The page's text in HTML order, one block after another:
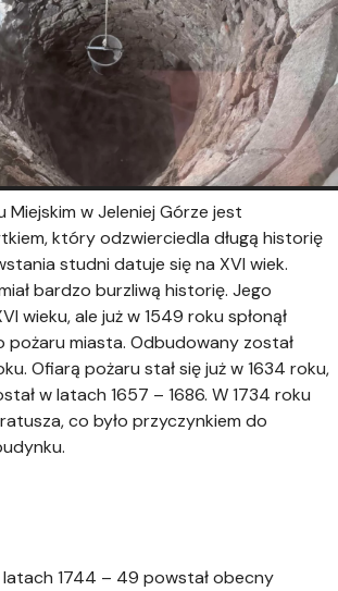
Miejskim w Jeleniej Górze jest
który odzwierciedla długą historię
studni datuje się na XVI wiek.
bardzo burzliwą historię. Jego
wieku, ale już w 1549 roku spłonął
pożaru miasta. Odbudowany został
Ofiarą pożaru stał się już w 1634 roku,
w latach 1657 – 1686. W 1734 roku
ratusza, co było przyczynkiem do
latach 1744 – 49 powstał obecny